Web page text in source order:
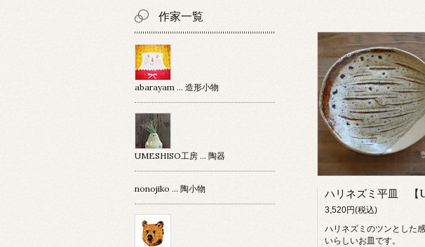
3,520円(税込)
ハリネズミのツンとした
いらしいお皿です。
作家一覧
abarayam … 造形小物
UMESHISO工房 … 陶器
nonojiko ... 陶小物